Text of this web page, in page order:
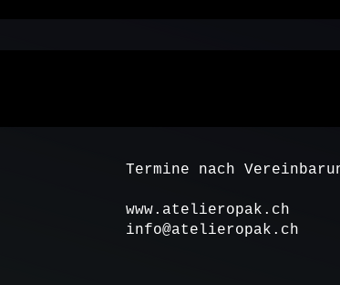
Termine nach
www.atelieropak.ch
info@atelieropak.ch